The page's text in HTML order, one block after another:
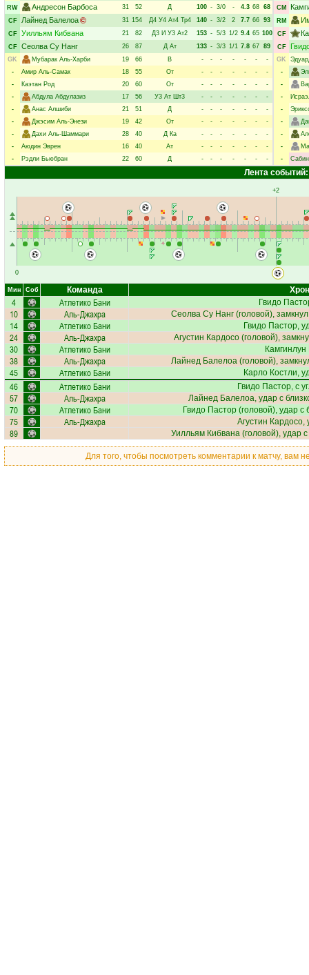
RW
Андресон Барбоса 31 52 Д 100 - 3/0 - 4.3 68 68
CF
Лайнед Балелоа 31 154 Д4 У4 Ат4 Тр4 140 - 3/2 2 7.7 66 93
CF
Уилльям Кибвана 21 82 Д3 И У3 Ат2 153 - 5/3 1/2 9.4 65 100
CF
Сеолва Су Нанг 26 87 Д Ат 133 - 3/3 1/1 7.8 67 89
GK
Мубарак Аль-Харби 19 66 В - - - - - -
-
-
Амир Аль-Самак 18 55 От - - - - - -
-
-
Каэтан Род 20 60 От - - - - - -
-
-
Абдула Абдулазиз 17 56 У3 Ат Шт3 - - - - - -
-
-
Анас Алшиби 21 51 Д - - - - - -
-
-
Джэсим Аль-Энези 19 42 От - - - - - -
-
-
Дахи Аль-Шаммари 28 40 Д Ка - - - - - -
-
-
Аюдин Эврен 16 40 Ат - - - - - -
-
-
Рэдли Бьюбран 22 60 Д - - - - - - -
CM
RM
CF
CF
GK
-
-
-
-
-
-
-
-
Лента событий:
0
+2
45
Мин Соб Команда
4 Атлетико Бани Гвидо
10 Аль-Джахра Сеолва Су Нанг (головой),
14 Атлетико Бани Гвидо Пастор,
24 Аль-Джахра Агустин Кардосо(головой),
30 Атлетико Бани Камгинлун
38 Аль-Джахра Лайнед Балелоа (головой),
45 Атлетико Бани Карло Костли,
46 Атлетико Бани Гвидо Пастор, с
57 Аль-Джахра Лайнед Балелоа, удар с
70 Атлетико Бани Гвидо Пастор (головой), удар с
75 Аль-Джахра Агустин Кардосо,
89 Уилльям Кибвана(головой), удар
Для того, чтобы посмотреть комментарии к матчу, вам